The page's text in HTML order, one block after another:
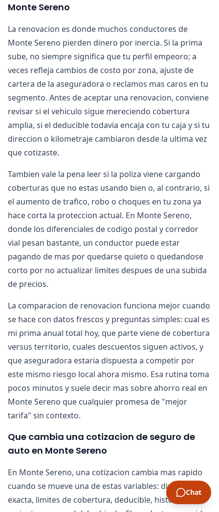
Monte Sereno
La renovacion es donde muchos conductores de
Monte Sereno pierden dinero por inercia. Si la prima
sube, no siempre significa que tu perfil empeoro; a
veces refleja cambios de costo por zona, ajuste de
cartera de la aseguradora o reclamos mas caros en tu
segmento. Antes de aceptar una renovacion, conviene
revisar si el vehiculo sigue mereciendo cobertura
amplia, si el deducible todavia encaja con tu caja y si tu
direccion o kilometraje cambiaron desde la ultima vez
que cotizaste.
Tambien vale la pena leer si la poliza viene cargando
coberturas que no estas usando bien o, al contrario, si
el aumento de trafico, robo o choques en tu zona ya
hace corta la proteccion actual. En Monte Sereno,
donde los diferenciales de codigo postal y corredor
vial pesan bastante, un conductor puede estar
pagando de mas por quedarse quieto o quedandose
corto por no actualizar limites despues de una subida
de precios.
La comparacion de renovacion funciona mejor cuando
se hace con datos frescos y preguntas simples: cual es
mi prima anual total hoy, que parte viene de cobertura
versus territorio, cuales descuentos siguen activos, y
que aseguradora estaria dispuesta a competir por
este mismo riesgo local ahora mismo. Esa rutina toma
pocos minutos y suele decir mas sobre ahorro real en
Monte Sereno que cualquier promesa de "mejor
tarifa" sin contexto.
Que cambia una cotizacion de seguro de
auto en Monte Sereno
En Monte Sereno, una cotizacion cambia mas rapido
cuando se mueve una de estas variables: direccion
exacta, limites de cobertura, deducible, historial
Chat